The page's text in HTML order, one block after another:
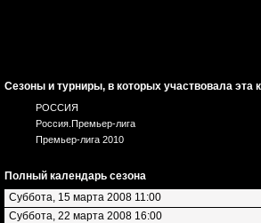
Сезоны и турниры, в которых участвовала эта
РОССИЯ
Россия.Премьер-лига
Премьер-лига 2010
Полный календарь сезона
Суббота, 15 марта 2008 11:00
Суббота, 22 марта 2008 16:00